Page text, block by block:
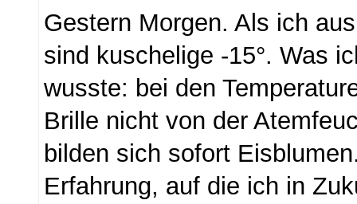
Gestern Morgen. Als ich
sind kuschelige -15°. Was
wusste: bei den
Brille nicht von der
bilden sich sofort
Erfahrung, auf die ich in